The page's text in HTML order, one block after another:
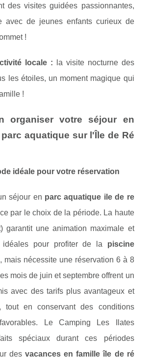
des visites guidées passionnantes,
avec de jeunes enfants curieux de
!
locale : la visite nocturne des
les étoiles, un moment magique qui
!
organiser votre séjour en
aquatique sur l'Île de Ré
idéale pour votre réservation
séjour en parc aquatique ile de re
par le choix de la période. La haute
garantit une animation maximale et
idéales pour profiter de la piscine
, mais nécessite une réservation 6 à 8
mois de juin et septembre offrent un
avec des tarifs plus avantageux et
tout en conservant des conditions
Le Camping Les Ilates
spéciaux durant ces périodes
desvacances en famille île de ré